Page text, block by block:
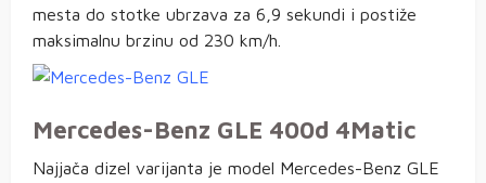
mesta do stotke ubrzava za 6,9 sekundi i postiže
maksimalnu brzinu od 230 km/h.
Mercedes-Benz GLE 400d 4Matic
Najjača dizel varijanta je model Mercedes-Benz GLE